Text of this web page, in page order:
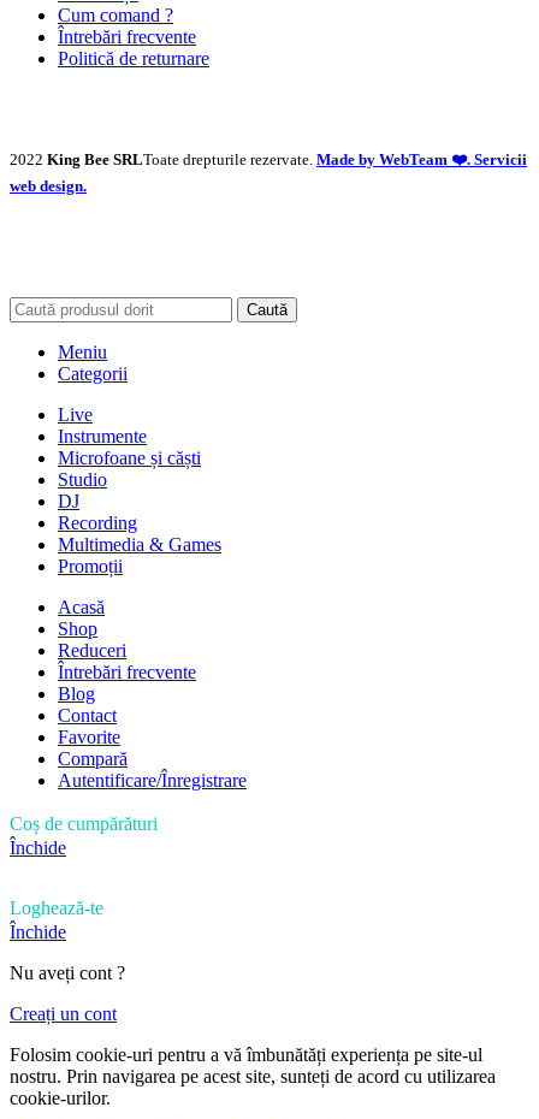
Cum comand ?
Întrebări frecvente
Politică de returnare
2022 King Bee SRLToate drepturile rezervate. Made by WebTeam ❤️. Servicii
web design.
Caută
Meniu
Categorii
Live
Instrumente
Microfoane și căști
Studio
DJ
Recording
Multimedia & Games
Promoții
Acasă
Shop
Reduceri
Întrebări frecvente
Blog
Contact
Favorite
Compară
Autentificare/Înregistrare
Coș de cumpărături
Închide
Loghează-te
Închide
Nu aveți cont ?
Creați un cont
Folosim cookie-uri pentru a vă îmbunătăți experiența pe site-ul
nostru. Prin navigarea pe acest site, sunteți de acord cu utilizarea
cookie-urilor.